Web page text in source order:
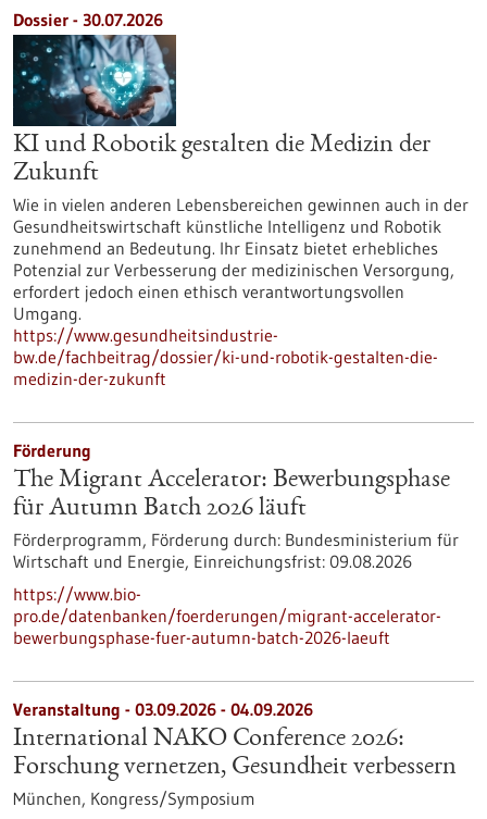
Dossier - 30.07.2026
KI und Robotik gestalten die Medizin der
Zukunft
Wie in vielen anderen Lebensbereichen gewinnen auch in der
Gesundheitswirtschaft künstliche Intelligenz und Robotik
zunehmend an Bedeutung. Ihr Einsatz bietet erhebliches
Potenzial zur Verbesserung der medizinischen Versorgung,
erfordert jedoch einen ethisch verantwortungsvollen
Umgang.
https://www.gesundheitsindustrie-
bw.de/fachbeitrag/dossier/ki-und-robotik-gestalten-die-
medizin-der-zukunft
Förderung
The Migrant Accelerator: Bewerbungsphase
für Autumn Batch 2026 läuft
Förderprogramm, Förderung durch: Bundesministerium für
Wirtschaft und Energie, Einreichungsfrist: 09.08.2026
https://www.bio-
pro.de/datenbanken/foerderungen/migrant-accelerator-
bewerbungsphase-fuer-autumn-batch-2026-laeuft
Veranstaltung - 03.09.2026 - 04.09.2026
International NAKO Conference 2026:
Forschung vernetzen, Gesundheit verbessern
München, Kongress/Symposium